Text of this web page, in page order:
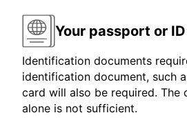
Your passport or
Identification documents
identification document, such
card will also be required. The
alone is not sufficient.